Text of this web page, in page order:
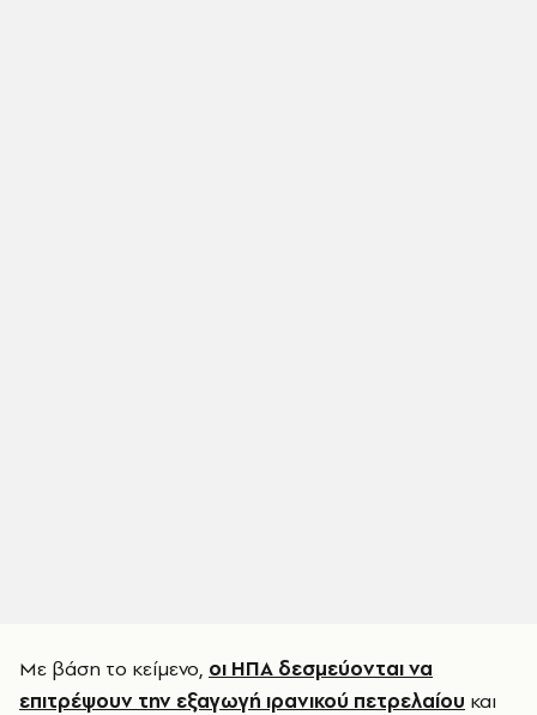
Με βάση το κείμενο, οι ΗΠΑ δεσμεύονται να
επιτρέψουν την εξαγωγή ιρανικού πετρελαίου και